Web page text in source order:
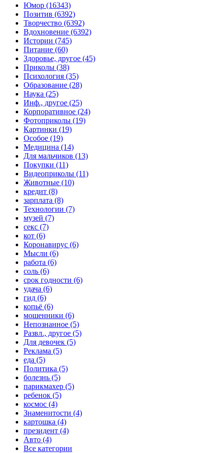
Юмор (16343)
Позитив (6392)
Творчество (6392)
Вдохновение (6392)
Истории (745)
Питание (60)
Здоровье, другое (45)
Приколы (38)
Психология (35)
Образование (28)
Наука (25)
Инф., другое (25)
Корпоративное (24)
Фотоприколы (19)
Картинки (19)
Особое (19)
Медицина (14)
Для мальчиков (13)
Покупки (11)
Видеоприколы (11)
Животные (10)
кредит (8)
зарплата (8)
Технологии (7)
музей (7)
секс (7)
кот (6)
Коронавирус (6)
Мысли (6)
работа (6)
соль (6)
срок годности (6)
удача (6)
гид (6)
копьё (6)
мошенники (6)
Непознанное (5)
Развл., другое (5)
Для девочек (5)
Реклама (5)
еда (5)
Политика (5)
болезнь (5)
парикмахер (5)
ребенок (5)
космос (4)
Знаменитости (4)
картошка (4)
президент (4)
Авто (4)
Все категории